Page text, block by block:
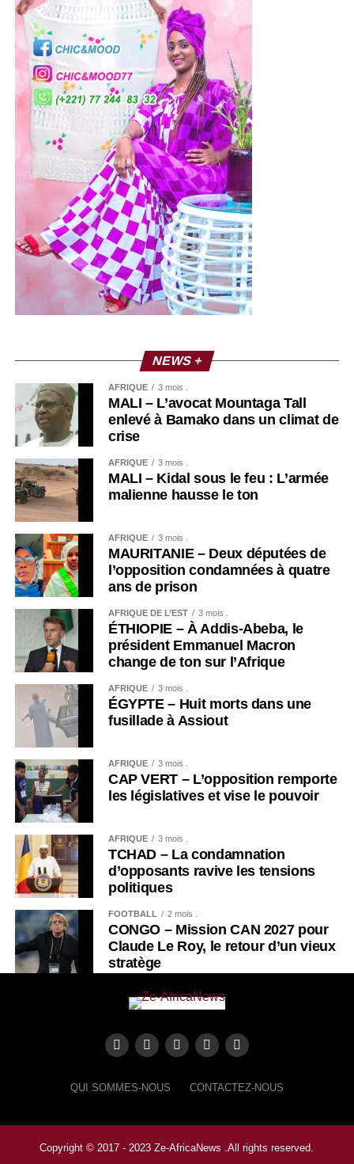
NEWS +
AFRIQUE 3 mois .
MALI – L’avocat Mountaga Tall
enlevé à Bamako dans un climat de
crise
AFRIQUE 3 mois .
MALI – Kidal sous le feu : L’armée
malienne hausse le ton
AFRIQUE 3 mois .
MAURITANIE – Deux députées de
l’opposition condamnées à quatre
ans de prison
AFRIQUE DE L’EST 3 mois .
ÉTHIOPIE – À Addis-Abeba, le
président Emmanuel Macron
change de ton sur l’Afrique
AFRIQUE 3 mois .
ÉGYPTE – Huit morts dans une
fusillade à Assiout
AFRIQUE 3 mois .
CAP VERT – L’opposition remporte
les législatives et vise le pouvoir
AFRIQUE 3 mois .
TCHAD – La condamnation
d’opposants ravive les tensions
politiques
FOOTBALL 2 mois .
CONGO – Mission CAN 2027 pour
Claude Le Roy, le retour d’un vieux
stratège
QUI SOMMES-NOUS CONTACTEZ-NOUS
Copyright © 2017 - 2023 Ze-AfricaNews .All rights reserved.